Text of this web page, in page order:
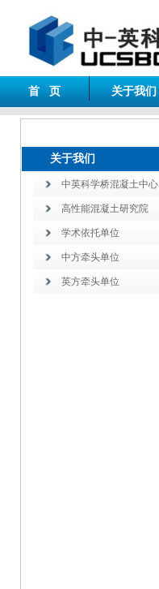
首 页 关于我们
关于我们
中英科学桥混凝土中心
高性能混凝土研究院
学术依托单位
中方牵头单位
英方牵头单位